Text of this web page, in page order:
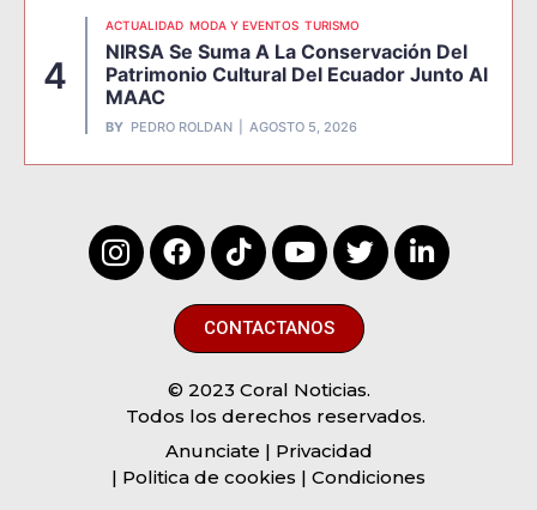
4
ACTUALIDAD MODA Y EVENTOS TURISMO
NIRSA Se Suma A La Conservación Del
Patrimonio Cultural Del Ecuador Junto Al
MAAC
BY PEDRO ROLDAN AGOSTO 5, 2026
CONTACTANOS
© 2023 Coral Noticias.
Todos los derechos reservados.
Anunciate | Privacidad
| Politica de cookies | Condiciones